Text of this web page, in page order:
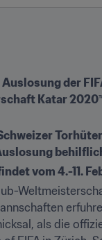
der
Katar
vom 4.-11.
als die